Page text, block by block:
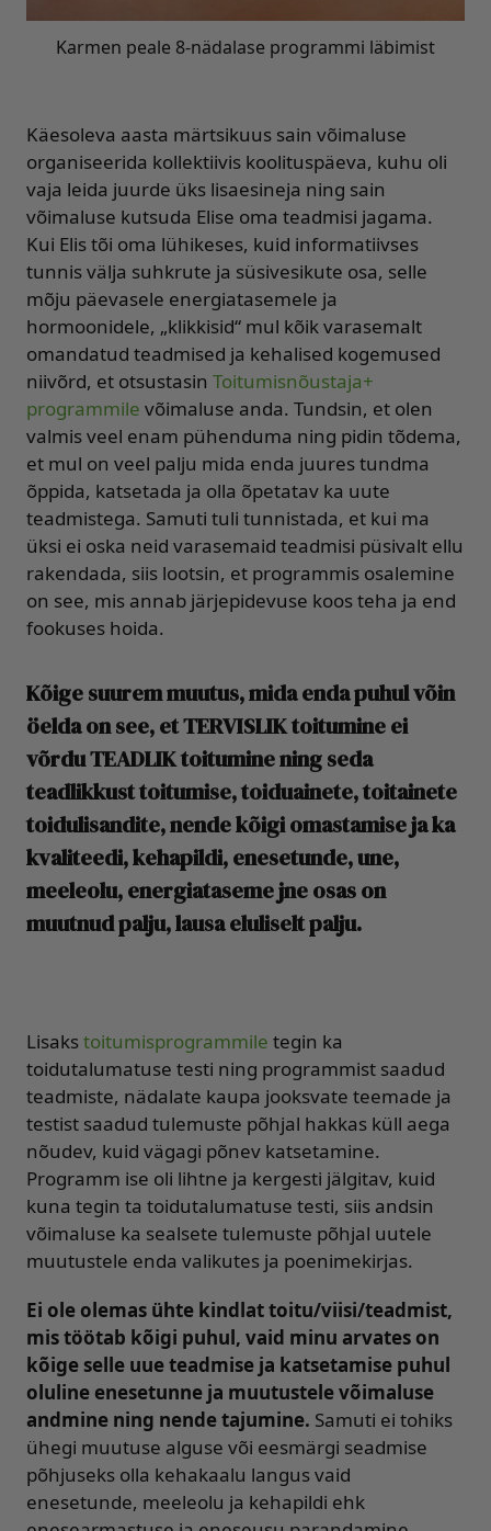
Karmen peale 8-nädalase programmi läbimist
Käesoleva aasta märtsikuus sain võimaluse
organiseerida kollektiivis koolituspäeva, kuhu oli
vaja leida juurde üks lisaesineja ning sain
võimaluse kutsuda Elise oma teadmisi jagama.
Kui Elis tõi oma lühikeses, kuid informatiivses
tunnis välja suhkrute ja süsivesikute osa, selle
mõju päevasele energiatasemele ja
hormoonidele, „klikkisid“ mul kõik varasemalt
omandatud teadmised ja kehalised kogemused
niivõrd, et otsustasin Toitumisnõustaja+
programmile võimaluse anda. Tundsin, et olen
valmis veel enam pühenduma ning pidin tõdema,
et mul on veel palju mida enda juures tundma
õppida, katsetada ja olla õpetatav ka uute
teadmistega. Samuti tuli tunnistada, et kui ma
üksi ei oska neid varasemaid teadmisi püsivalt ellu
rakendada, siis lootsin, et programmis osalemine
on see, mis annab järjepidevuse koos teha ja end
fookuses hoida.
Kõige suurem muutus, mida enda puhul võin
öelda on see, et TERVISLIK toitumine ei
võrdu TEADLIK toitumine ning seda
teadlikkust toitumise, toiduainete, toitainete
toidulisandite, nende kõigi omastamise ja ka
kvaliteedi, kehapildi, enesetunde, une,
meeleolu, energiataseme jne osas on
muutnud palju, lausa eluliselt palju.
Lisakstoitumisprogrammile tegin ka
toidutalumatuse testi ning programmist saadud
teadmiste, nädalate kaupa jooksvate teemade ja
testist saadud tulemuste põhjal hakkas küll aega
nõudev, kuid vägagi põnev katsetamine.
Programm ise oli lihtne ja kergesti jälgitav, kuid
kuna tegin ta toidutalumatuse testi, siis andsin
võimaluse ka sealsete tulemuste põhjal uutele
muutustele enda valikutes ja poenimekirjas.
Ei ole olemas ühte kindlat toitu/viisi/teadmist,
mis töötab kõigi puhul, vaid minu arvates on
kõige selle uue teadmise ja katsetamise puhul
oluline enesetunne ja muutustele võimaluse
andmine ning nende tajumine. Samuti ei tohiks
ühegi muutuse alguse või eesmärgi seadmise
põhjuseks olla kehakaalu langus vaid
enesetunde, meeleolu ja kehapildi ehk